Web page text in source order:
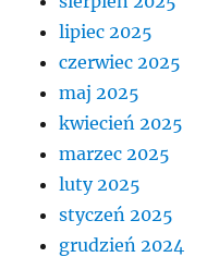
lipiec 2025
czerwiec 2025
maj 2025
kwiecień 2025
marzec 2025
luty 2025
styczeń 2025
grudzień 2024